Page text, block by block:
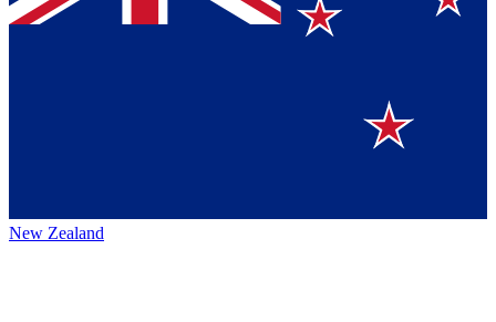
New Zealand